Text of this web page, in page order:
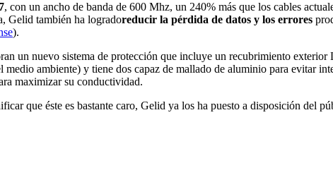
, con un ancho de banda de 600 Mhz, un 240% más que los cables
Gelid también ha logradoreducir la pérdida de datos y los errores
).
un nuevo sistema de protección que incluye un recubrimiento
ambiente) y tiene dos capaz de mallado de aluminio para evitar
maximizar su conductividad.
que éste es bastante caro, Gelid ya los ha puesto a disposición del